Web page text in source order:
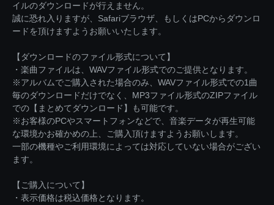
イルのダウンロードが行えません。
誠に恐れ入りますが、Safariブラウザ、もしくはPCからダウンロ
ードを頂けますようお願いいたします。
【ダウンロードのファイル形式について】
・楽曲ファイルは、WAVファイル形式でのご提供となります。
※アルバムでご購入された場合のみ、WAVファイル形式での1曲
毎のダウンロードだけでなく、MP3ファイル形式のZIPファイル
での【まとめてダウンロード】も可能です。
※お客様のPCやスマートフォンなどで、音楽データが再生可能
な環境かお確かめの上、ご購入頂けますようお願いします。
一部の機種やご利用環境によっては対応していない場合がござい
ます。
【ご購入について】
・表示価格は税込価格となります。